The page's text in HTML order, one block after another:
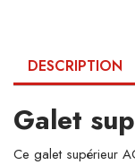
DESCRIPTION
Galet
Ce galet supérieur